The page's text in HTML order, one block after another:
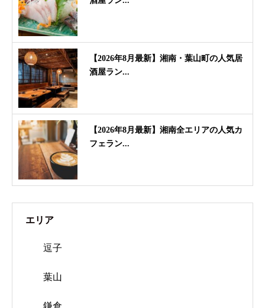
【2026年8月最新】湘南・葉山町の人気居
酒屋ラン...
【2026年8月最新】湘南全エリアの人気カ
フェラン...
エリア
逗子
葉山
鎌倉